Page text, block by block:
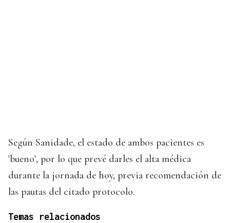
Según Sanidade, el estado de ambos pacientes es
'bueno', por lo que prevé darles el alta médica
durante la jornada de hoy, previa recomendación de
las pautas del citado protocolo.
Temas relacionados